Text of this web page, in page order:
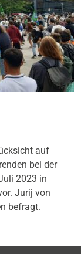
auf
bei der
2023 in
Jurij von
befragt.